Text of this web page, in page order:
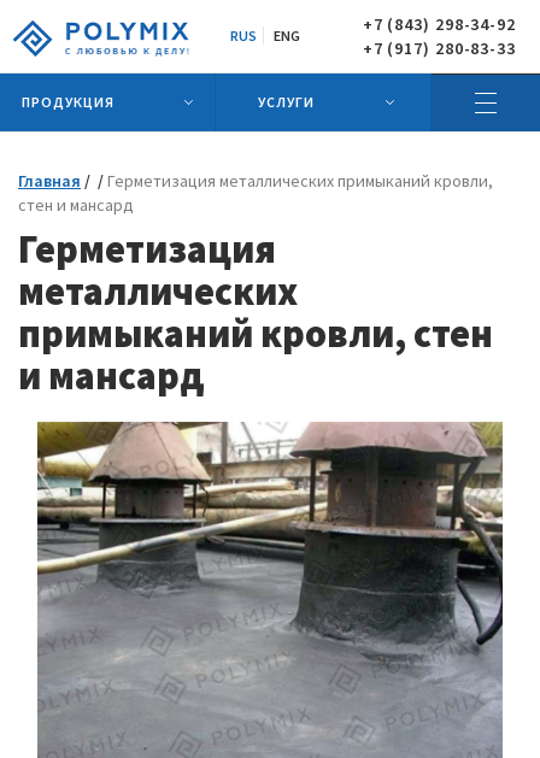
RUS ENG
+7 (843) 298-34-92
+7 (917) 280-83-33
ПРОДУКЦИЯ УСЛУГИ
Главная
Герметизация металлических примыканий кровли,
стен и мансард
Герметизация
металлических
примыканий кровли, стен
и мансард